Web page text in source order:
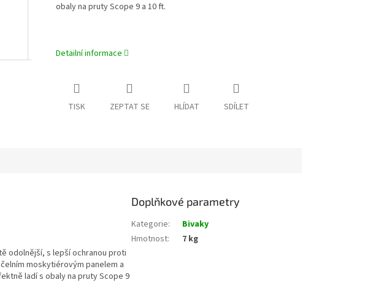
R
obaly na pruty Scope 9 a 10 ft.
Detailní informace
TISK ZEPTAT SE HLÍDAT SDÍLET
odolnější, s lepší ochranou proti
moskytiérovým panelem a
ladí s obaly na pruty Scope 9
Doplňkové parametry
Kategorie:
Bivaky
Hmotnost: 7 kg